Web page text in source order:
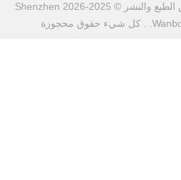
وقوف السيارات المورد. حقوق الطبع والنشر © 2025-2026 Shenzhen